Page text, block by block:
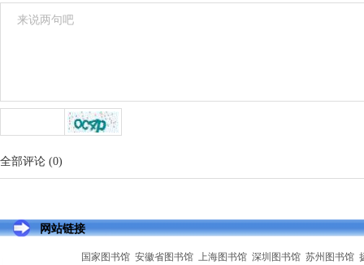
全部评论 (0)
网站链接
国家图书馆 安徽省图书馆 上海图书馆 深圳图书馆 苏州图书馆